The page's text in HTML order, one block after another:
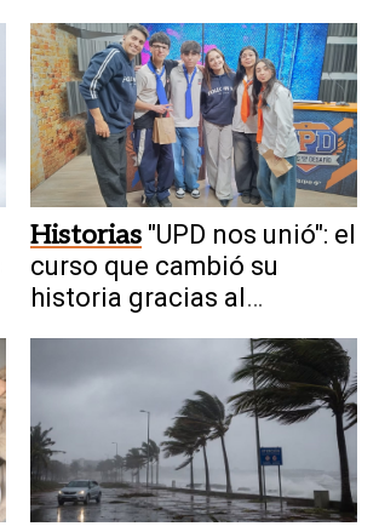
Historias "UPD nos unió": el
curso que cambió su
historia gracias al